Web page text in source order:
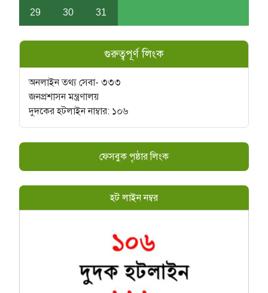
29 30 31
গুরুত্বপূর্ণ লিংক
অনলাইন তথ্য সেবা- ৩৩৩
জনপ্রশাসন মন্ত্রণালয়
দুদকের হটলাইন নাম্বার: ১০৬
ফেসবুক পৃষ্ঠার লিংক
হট লাইন নম্বর